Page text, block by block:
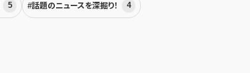
5 #話題のニュースを深掘り！ 4